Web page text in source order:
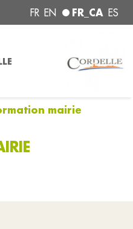
FR EN FR_CA ES
mairie